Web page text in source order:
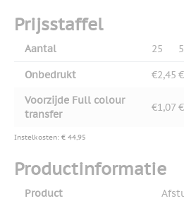
Prijsstaffel
Aantal 25
Onbedrukt €2,45
Voorzijde Full colour
transfer
€1,07
Instelkosten: € 44,95
Productinformatie
Product